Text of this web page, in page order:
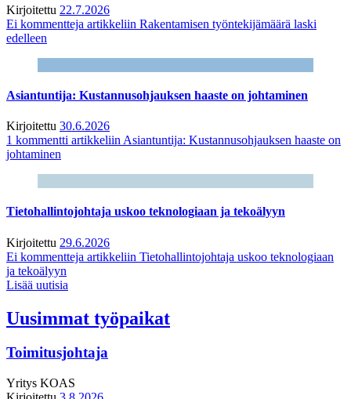
Kirjoitettu 22.7.2026
Ei kommentteja artikkeliin Rakentamisen työntekijämäärä laski
edelleen
Asiantuntija: Kustannusohjauksen haaste on johtaminen
Kirjoitettu 30.6.2026
1 kommentti artikkeliin Asiantuntija: Kustannusohjauksen haaste on
johtaminen
Tietohallintojohtaja uskoo teknologiaan ja tekoälyyn
Kirjoitettu 29.6.2026
Ei kommentteja artikkeliin Tietohallintojohtaja uskoo teknologiaan
ja tekoälyyn
Lisää uutisia
Uusimmat työpaikat
Toimitusjohtaja
Yritys KOAS